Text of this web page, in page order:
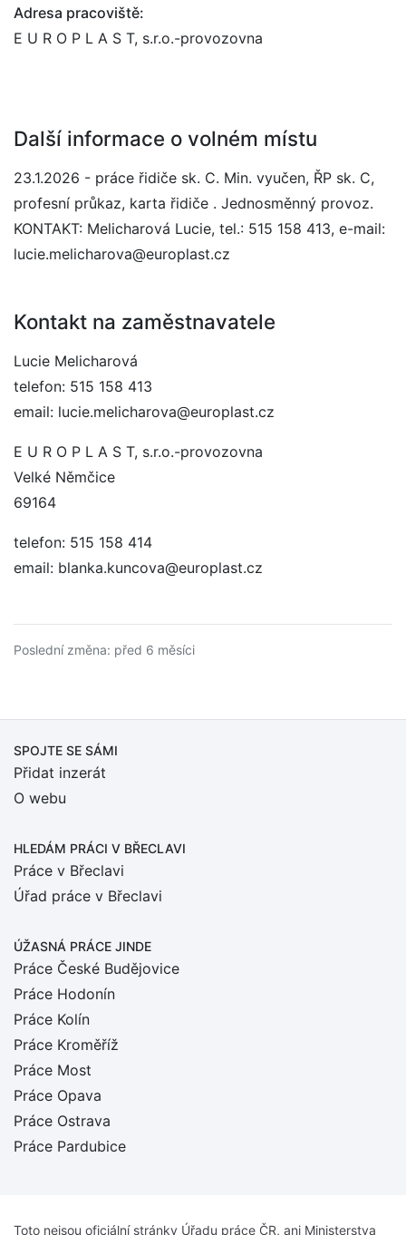
Adresa pracoviště:
E U R O P L A S T, s.r.o.-provozovna
Další informace o volném místu
23.1.2026 - práce řidiče sk. C. Min. vyučen, ŘP sk. C,
profesní průkaz, karta řidiče . Jednosměnný provoz.
KONTAKT: Melicharová Lucie, tel.: 515 158 413, e-mail:
lucie.melicharova@europlast.cz
Kontakt na zaměstnavatele
Lucie Melicharová
telefon: 515 158 413
email: lucie.melicharova@europlast.cz
E U R O P L A S T, s.r.o.-provozovna
Velké Němčice
69164
telefon: 515 158 414
email: blanka.kuncova@europlast.cz
Poslední změna: před 6 měsíci
SPOJTE SE SÁMI
Přidat inzerát
O webu
HLEDÁM PRÁCI V BŘECLAVI
Práce v Břeclavi
Úřad práce v Břeclavi
ÚŽASNÁ PRÁCE JINDE
Práce České Budějovice
Práce Hodonín
Práce Kolín
Práce Kroměříž
Práce Most
Práce Opava
Práce Ostrava
Práce Pardubice
Toto nejsou oficiální stránky Úřadu práce ČR, ani Ministerstva